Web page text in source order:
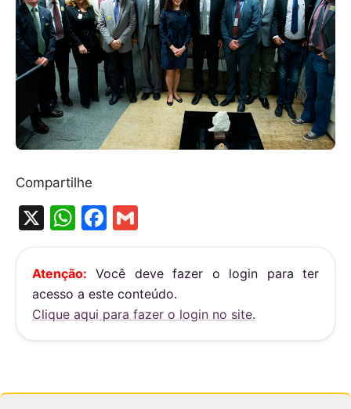
Compartilhe
X
W
h
at
s
A
p
F
a
c
e
b
o
k
m
ai
l
Atenção: Você deve fazer o login para ter
acesso a este conteúdo.
Clique aqui para fazer o login no site.